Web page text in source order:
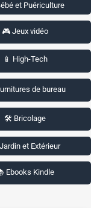
et Puériculture
🎮 Jeux vidéo
📱 High-Tech
de bureau
🛠️ Bricolage
et Extérieur
Ebooks Kindle